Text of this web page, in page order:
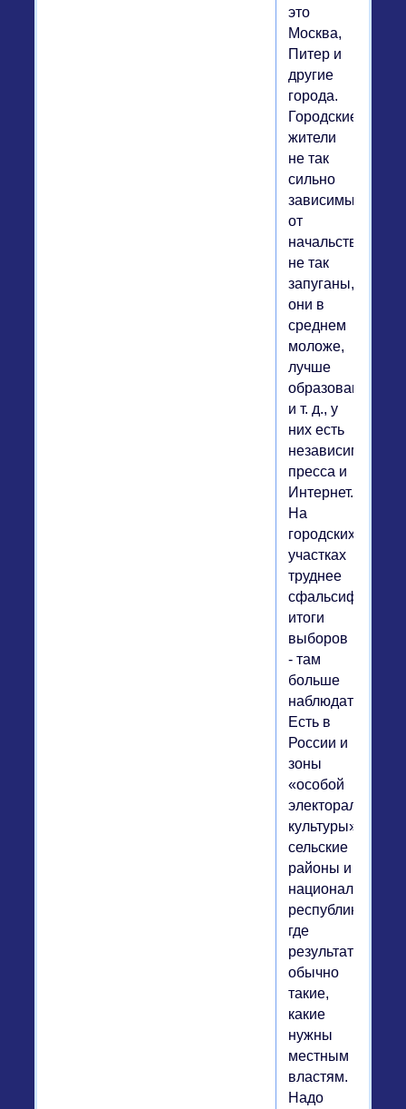
это
Москва,
Питер и
другие
города.
Городские
жители
не так
сильно
зависимы
от
начальства,
не так
запуганы,
они в
среднем
моложе,
лучше
образованны
и т. д., у
них есть
независимая
пресса и
Интернет.
На
городских
участках
труднее
итоги
выборов
- там
больше
наблюдателей...
Есть в
России и
зоны
«особой
электоральной
культуры»:
сельские
районы и
национальные
республики,
где
результаты
обычно
такие,
какие
нужны
местным
властям.
Надо